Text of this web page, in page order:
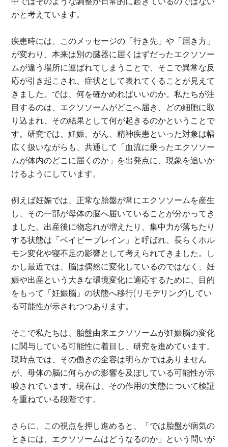
かと考えています。
疾患時には、このメッセージの「行き先」や「届き方」
が変わり、本来は別の臓器に届くはずだったエクソソー
ムが違う場所に運ばれてしまうことで、そこで異常な反
応が引き起こされ、症状として表れてくることが見えて
きました。では、何を確かめればいいのか。私たちが注
目するのは、エクソソームがどこへ届き、どの細胞に取
り込まれ、その結果として何が起きるのかということで
す。研究では、妊娠、がん、精神疾患といった対象は幅
広く扱いながらも、共通して「血流に乗ったエクソソー
ムが体内のどこに届くのか」を出発点に、現象を追いか
けるようにしています。
例えば妊娠では、正常な胎盤が常にエクソソームを産生
し、その一部が母体の脳へ届いていることが分かってき
ました。出産後に物忘れが増えたり、集中力が落ちたり
する状態は「ベイビーブレイン」と呼ばれ、長らくホル
モン変化や寝不足の影響として考えられてきました。し
かし最近では、脳は偶然に変化しているのではなく、妊
娠や出産という大きな環境変化に適応するために、目的
をもって「妊娠脳」の状態へ移行(リモデリング)してい
る可能性が示されつつあります。
そこで私たちは、胎盤由来エクソソームが妊娠脳の変化
に関与している可能性に着目し、研究を進めています。
現時点では、その働きの全容は明らかではありません
が、母体の脳に何らかの影響を及ぼしている可能性が示
唆されています。現在は、その作用の実態について検証
を重ねている段階です。
さらに、この視点を押し進めると、「では胎盤が病気の
ときには、エクソソームはどうなるのか」という問いが